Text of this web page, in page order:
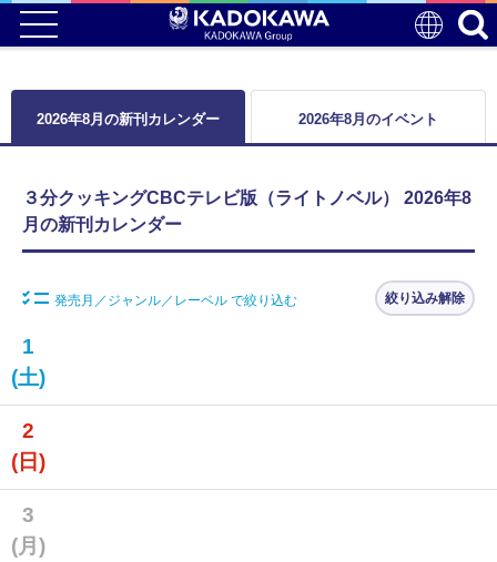
2026年8月の新刊カレンダー 2026年8月のイベント
３分クッキングCBCテレビ版（ライトノベル） 2026年8
月の新刊カレンダー
発売月／ジャンル／レーベル で絞り込む 絞り込み解除
1
(土)
2
(日)
3
(月)